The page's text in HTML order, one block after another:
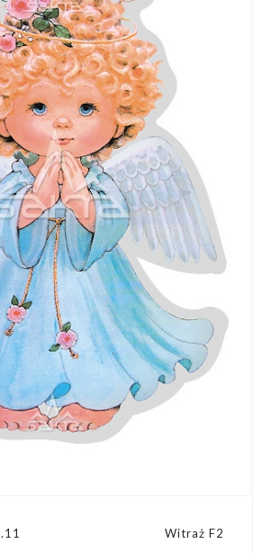
Witraż F2